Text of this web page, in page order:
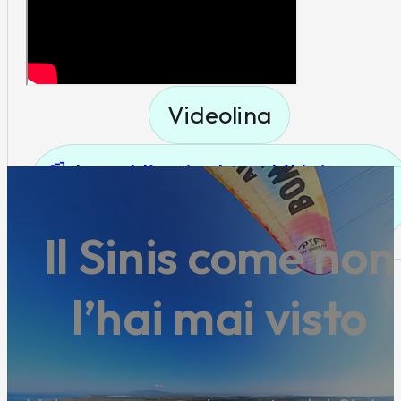
consiglio a tutti..
Videolina
📰 Leggi l’articolo su L’Unione
Il Sinis come non
l’hai mai visto